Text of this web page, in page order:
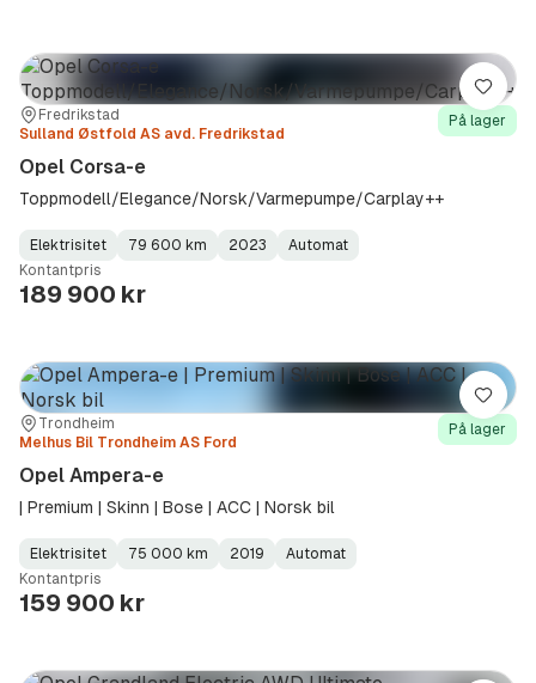
Sted:Fredrikstad
Forhandler:
Sulland Østfold AS avd. Fredrikstad
På lager
Opel Corsa-e
Toppmodell/Elegance/Norsk/Varmepumpe/Carplay++
Fuel
Type:
Elektrisitet
Kilometerstand:
79 600 km
Model
Year:
2023
Gearbox
Type:
Automat
Kontantpris
189 900 kr
Lagre
Sted:Trondheim
Forhandler:
Melhus Bil Trondheim AS Ford
På lager
Opel Ampera-e
| Premium | Skinn | Bose | ACC | Norsk bil
Fuel
Type:
Elektrisitet
Kilometerstand:
75 000 km
Model
Year:
2019
Gearbox
Type:
Automat
Kontantpris
159 900 kr
Lagre